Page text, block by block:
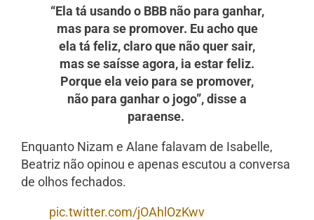
“Ela tá usando o BBB não para ganhar,
mas para se promover. Eu acho que
ela tá feliz, claro que não quer sair,
mas se saísse agora, ia estar feliz.
Porque ela veio para se promover,
não para ganhar o jogo”, disse a
paraense.
Enquanto Nizam e Alane falavam de Isabelle,
Beatriz não opinou e apenas escutou a conversa
de olhos fechados.
pic.twitter.com/jOAhlOzKwv